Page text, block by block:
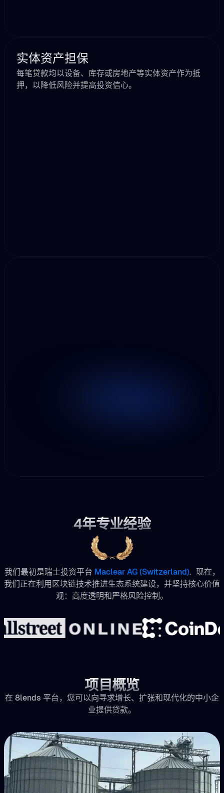
实体资产担保
每笔贷款均以设备、库存或房地产等实体资产作为抵
押，以降低风险并提高投资信心。
4年专业经验
我们最初是瑞士投资平台 Maclear AG (Switzerland). 现在，
我们正在利用区块链技术推进生态系统建设，并坚持核心价值
观：高度透明和严格风险控制。
项目概览
在 8lends 平台，您可以向寻求增长、扩张和现代化的中小企
业提供贷款。